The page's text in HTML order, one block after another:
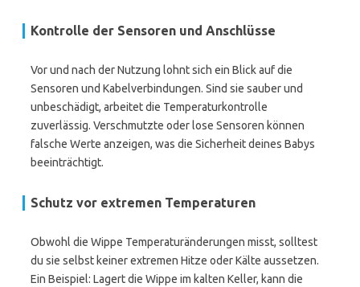
Kontrolle der Sensoren und Anschlüsse
Vor und nach der Nutzung lohnt sich ein Blick auf die
Sensoren und Kabelverbindungen. Sind sie sauber und
unbeschädigt, arbeitet die Temperaturkontrolle
zuverlässig. Verschmutzte oder lose Sensoren können
falsche Werte anzeigen, was die Sicherheit deines Babys
beeinträchtigt.
Schutz vor extremen Temperaturen
Obwohl die Wippe Temperaturänderungen misst, solltest
du sie selbst keiner extremen Hitze oder Kälte aussetzen.
Ein Beispiel: Lagert die Wippe im kalten Keller, kann die